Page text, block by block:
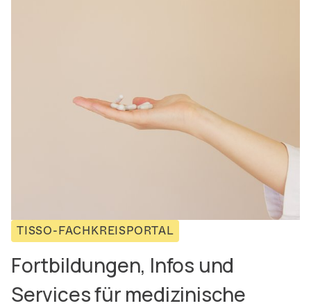
TISSO-FACHKREISPORTAL
Fortbildungen, Infos und
Services für medizinische